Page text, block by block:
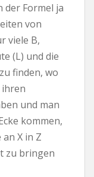
der Formel ja
von
viele B,
(L) und die
finden, wo
ihren
und man
kommen,
X in Z
zu bringen